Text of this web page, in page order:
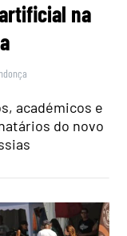
na
académicos e
do novo